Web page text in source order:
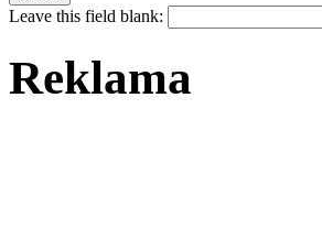
Leave this field blank:
Reklama